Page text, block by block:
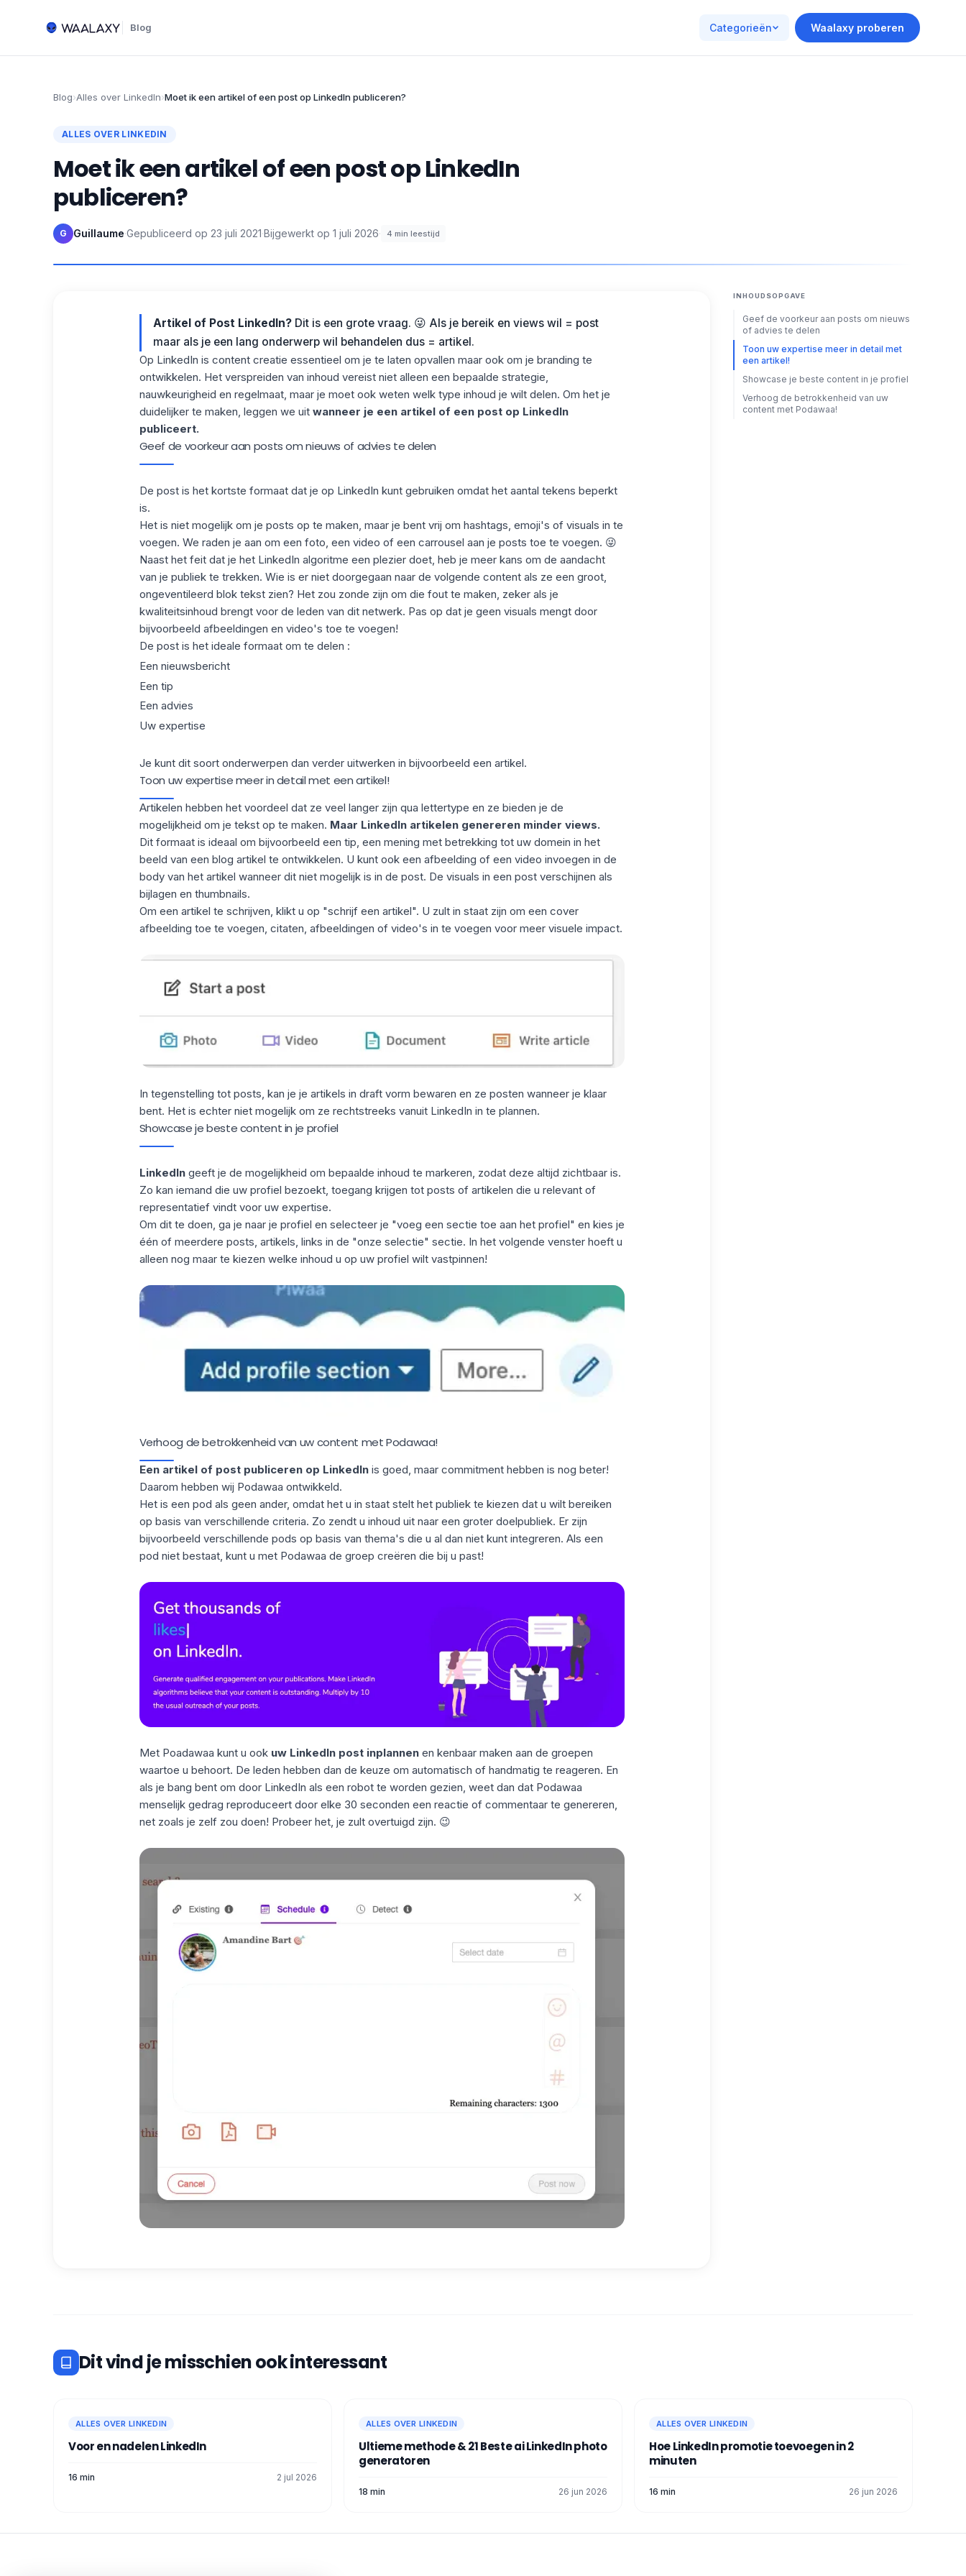
Blog Categorieën Waalaxy proberen
Blog›Alles over LinkedIn›Moet ik een artikel of een post op LinkedIn publiceren?
ALLES OVER LINKEDIN
Moet ik een artikel of een post op LinkedIn
publiceren?
G Guillaume·Gepubliceerd op 23 juli 2021·Bijgewerkt op 1 juli 2026· 4 min leestijd
Artikel of Post LinkedIn?Dit is een grote vraag. 😜 Als je bereik en views wil = post
maar als je een lang onderwerp wil behandelen dus = artikel.
Op LinkedIn is content creatie essentieel om je te laten opvallen maar ook om je branding te
ontwikkelen. Het verspreiden van inhoud vereist niet alleen een bepaalde strategie,
nauwkeurigheid en regelmaat, maar je moet ook weten welk type inhoud je wilt delen. Om het je
duidelijker te maken, leggen we uit wanneer je een artikel of een post op LinkedIn
publiceert.
Geef de voorkeur aan posts om nieuws of advies te delen
De postis het kortste formaat dat je op LinkedIn kunt gebruiken omdat het aantal tekens beperkt
is.
Het is niet mogelijk om je posts op te maken, maar je bent vrij om hashtags, emoji's of visuals in te
voegen. We raden je aan om een foto, een video of een carrousel aan je posts toe te voegen. 😜
Naast het feit dat je het LinkedIn algoritme een plezier doet, heb je meer kans om de aandacht
van je publiek te trekken. Wie is er niet doorgegaan naar de volgende content als ze een groot,
ongeventileerd blok tekst zien? Het zou zonde zijn om die fout te maken, zeker als je
kwaliteitsinhoud brengt voor de leden van dit netwerk. Pas op dat je geen visuals mengt door
bijvoorbeeld afbeeldingen en video's toe te voegen!
De post is het ideale formaat om te delen :
Een nieuwsbericht
Een tip
Een advies
Uw expertise
Je kunt dit soort onderwerpen dan verder uitwerken in bijvoorbeeld een artikel.
Toon uw expertise meer in detail met een artikel!
Artikelen hebben het voordeel dat ze veel langer zijn qua lettertype en ze bieden je de
mogelijkheid om je tekst op te maken. Maar LinkedIn artikelen genereren minder views.
Dit formaat is ideaal om bijvoorbeeld een tip, een mening met betrekking tot uw domein in het
beeld van een blog artikel te ontwikkelen. U kunt ook een afbeelding of een video invoegen in de
body van het artikel wanneer dit niet mogelijk is in de post. De visuals in een post verschijnen als
bijlagen en thumbnails.
Om een artikel te schrijven, klikt u op "schrijf een artikel". U zult in staat zijn om een cover
afbeelding toe te voegen, citaten, afbeeldingen of video's in te voegen voor meer visuele impact.
In tegenstelling tot posts, kan je je artikels in draft vorm bewaren en ze posten wanneer je klaar
bent. Het is echter niet mogelijk om ze rechtstreeks vanuit LinkedIn in te plannen.
Showcase je beste content in je profiel
LinkedIngeeft je de mogelijkheid om bepaalde inhoud te markeren, zodat deze altijd zichtbaar is.
Zo kan iemand die uw profiel bezoekt, toegang krijgen tot posts of artikelen die u relevant of
representatief vindt voor uw expertise.
Om dit te doen, ga je naar je profiel en selecteer je "voeg een sectie toe aan het profiel" en kies je
één of meerdere posts, artikels, links in de "onze selectie" sectie. In het volgende venster hoeft u
alleen nog maar te kiezen welke inhoud u op uw profiel wilt vastpinnen!
Verhoog de betrokkenheid van uw content met Podawaa!
Een artikel of post publiceren op LinkedInis goed, maar commitment hebben is nog beter!
Daarom hebben wij Podawaa ontwikkeld.
Het is een pod als geen ander, omdat het u in staat stelt het publiek te kiezen dat u wilt bereiken
op basis van verschillende criteria. Zo zendt u inhoud uit naar een groter doelpubliek. Er zijn
bijvoorbeeld verschillende pods op basis van thema's die u al dan niet kunt integreren. Als een
pod niet bestaat, kunt u met Podawaa de groep creëren die bij u past!
Met Poadawaa kunt u ook uw LinkedIn post inplannenen kenbaar maken aan de groepen
waartoe u behoort. De leden hebben dan de keuze om automatisch of handmatig te reageren. En
als je bang bent om door LinkedIn als een robot te worden gezien, weet dan dat Podawaa
menselijk gedrag reproduceert door elke 30 seconden een reactie of commentaar te genereren,
net zoals je zelf zou doen! Probeer het, je zult overtuigd zijn. 😉
INHOUDSOPGAVE
Geef de voorkeur aan posts om nieuws
of advies te delen
Toon uw expertise meer in detail met
een artikel!
Showcase je beste content in je profiel
Verhoog de betrokkenheid van uw
content met Podawaa!
Dit vind je misschien ook interessant
ALLES OVER LINKEDIN
Voor en nadelen LinkedIn​
16 min 2 jul 2026
ALLES OVER LINKEDIN
Ultieme methode & 21 Beste ai LinkedIn photo
generatoren
18 min 26 jun 2026
ALLES OVER LINKEDIN
Hoe LinkedIn promotie toevoegen in 2
minuten
16 min 26 jun 2026